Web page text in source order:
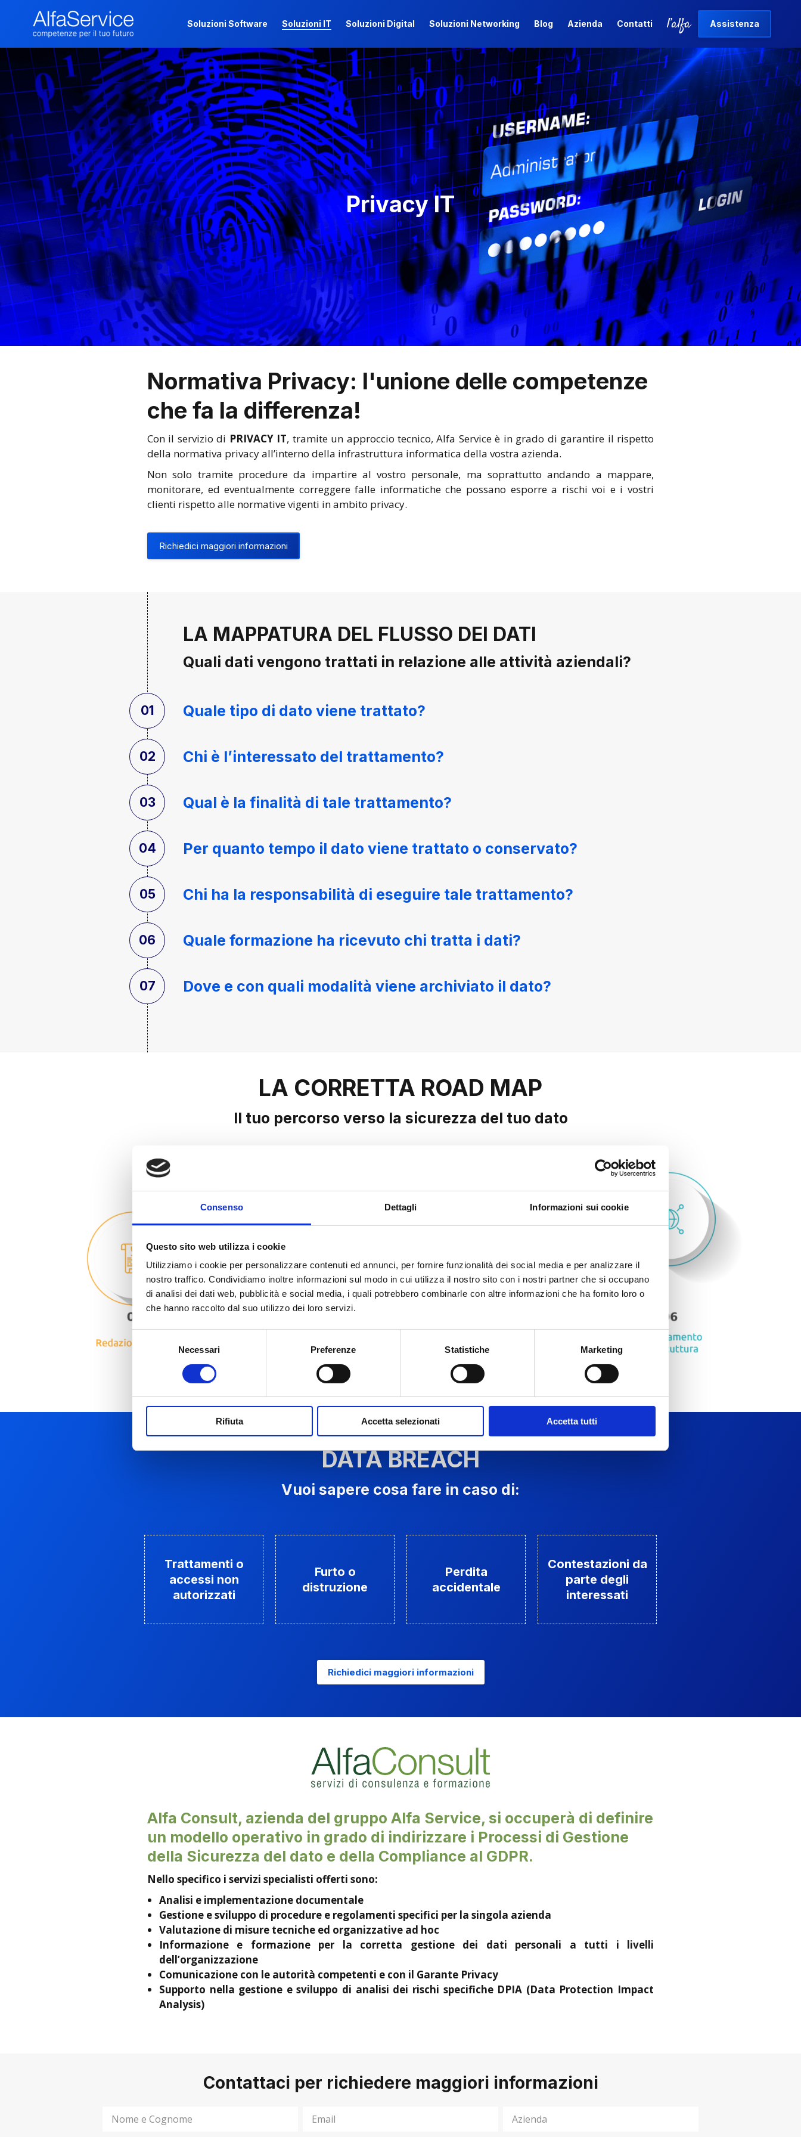
Consenso Dettagli Informazioni sui cookie
Questo sito web utilizza i cookie
Utilizziamo i cookie per personalizzare contenuti ed annunci, per fornire funzionalità dei social media e per analizzare il
nostro traffico. Condividiamo inoltre informazioni sul modo in cui utilizza il nostro sito con i nostri partner che si occupano
di analisi dei dati web, pubblicità e social media, i quali potrebbero combinarle con altre informazioni che ha fornito loro o
che hanno raccolto dal suo utilizzo dei loro servizi.
Necessari Preferenze Statistiche Marketing
Rifiuta Accetta selezionati Accetta tutti
Soluzioni Software Soluzioni IT Soluzioni Digital Soluzioni Networking Blog Azienda Contatti l’alfa Assistenza
Privacy IT
Normativa Privacy: l'unione delle competenze
che fa la differenza!
Con il servizio di PRIVACY IT, tramite un approccio tecnico, Alfa Service è in grado di garantire il rispetto
della normativa privacy all’interno della infrastruttura informatica della vostra azienda.
Non solo tramite procedure da impartire al vostro personale, ma soprattutto andando a mappare,
monitorare, ed eventualmente correggere falle informatiche che possano esporre a rischi voi e i vostri
clienti rispetto alle normative vigenti in ambito privacy.
Richiedici maggiori informazioni
LA MAPPATURA DEL FLUSSO DEI DATI
Quali dati vengono trattati in relazione alle attività aziendali?
Quale tipo di dato viene trattato?
Chi è l’interessato del trattamento?
Qual è la finalità di tale trattamento?
Per quanto tempo il dato viene trattato o conservato?
Chi ha la responsabilità di eseguire tale trattamento?
Quale formazione ha ricevuto chi tratta i dati?
Dove e con quali modalità viene archiviato il dato?
LA CORRETTA ROAD MAP
Il tuo percorso verso la sicurezza del tuo dato
DATA BREACH
Vuoi sapere cosa fare in caso di:
Trattamenti o
accessi non
autorizzati
Furto o
distruzione
Perdita
accidentale
Contestazioni da
parte degli
interessati
Richiedici maggiori informazioni
Alfa Consult, azienda del gruppo Alfa Service, si occuperà di definire
un modello operativo in grado di indirizzare i Processi di Gestione
della Sicurezza del dato e della Compliance al GDPR.
Nello specifico i servizi specialisti offerti sono:
Analisi e implementazione documentale
Gestione e sviluppo di procedure e regolamenti specifici per la singola azienda
Valutazione di misure tecniche ed organizzative ad hoc
Informazione e formazione per la corretta gestione dei dati personali a tutti i livelli
dell’organizzazione
Comunicazione con le autorità competenti e con il Garante Privacy
Supporto nella gestione e sviluppo di analisi dei rischi specifiche DPIA (Data Protection Impact
Analysis)
Contattaci per richiedere maggiori informazioni
Soluzioni Software Soluzioni IT Soluzioni Digital Soluzioni Networking Azienda Contatti l’alfa Assistenza